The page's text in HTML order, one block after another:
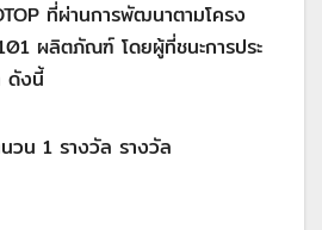
ที่ผ่านการพัฒนาตามโครง
ผลิตภัณฑ์ โดยผู้ที่ชนะการประ
ดังนี้
วน 1 รางวัล รางวัล